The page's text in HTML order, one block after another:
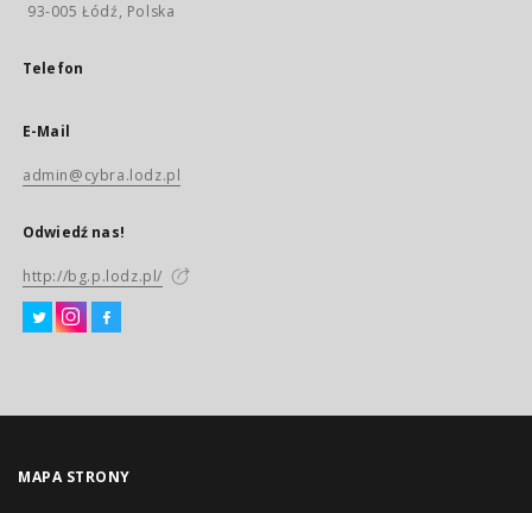
93-005 Łódź, Polska
Telefon
E-Mail
admin@cybra.lodz.pl
Odwiedź nas!
http://bg.p.lodz.pl/
MAPA STRONY